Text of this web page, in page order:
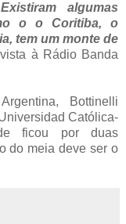
algumas
o o Coritiba, o
tem um monte de
à Rádio Banda
Bottinelli
Católica-
ficou por duas
do meia deve ser o